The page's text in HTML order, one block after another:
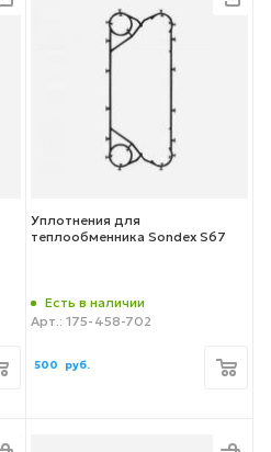
Уплотнения для
теплообменника Sondex S67
Есть в наличии
Арт.: 175-458-702
500 руб.